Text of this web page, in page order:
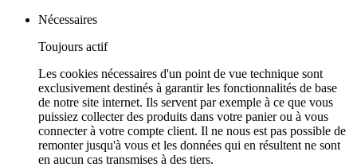
Nécessaires
Toujours actif
Les cookies nécessaires d'un point de vue technique sont
exclusivement destinés à garantir les fonctionnalités de base
de notre site internet. Ils servent par exemple à ce que vous
puissiez collecter des produits dans votre panier ou à vous
connecter à votre compte client. Il ne nous est pas possible de
remonter jusqu'à vous et les données qui en résultent ne sont
en aucun cas transmises à des tiers.